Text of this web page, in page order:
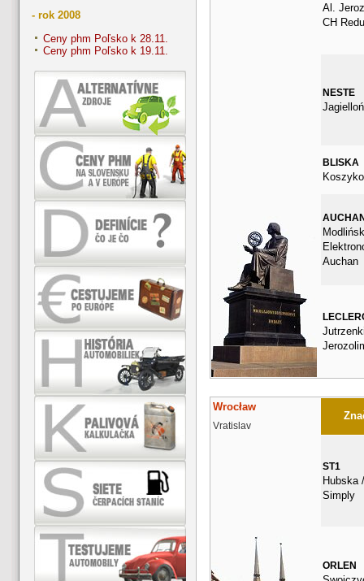
- rok 2008
Ceny phm Poľsko k 28.11.
Ceny phm Poľsko k 19.11.
Al.
CH
NESTE
BLISKA
Auchan
Wrocław
Vratislav
ST1
Hubska
Simply
ORLEN